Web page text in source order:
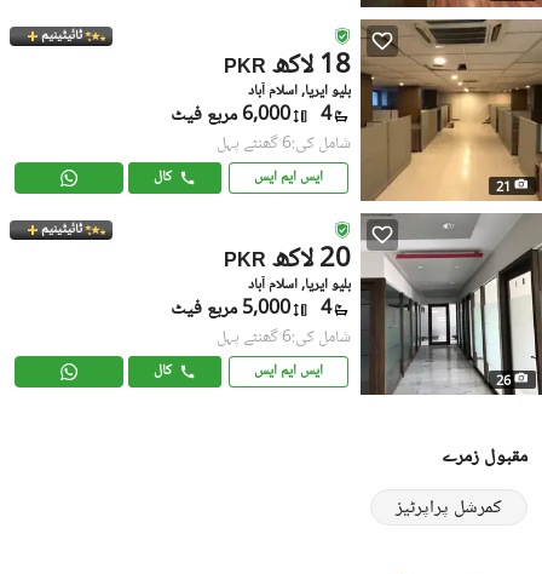
21
ٹائیٹینیم
PKR 18 لاکھ
بلیو ایریا, اسلام آباد
4 6,000 مربع فیٹ
شامل کی:6 گھنٹے پہل
ایس ایم ایس کال
26
ٹائیٹینیم
PKR 20 لاکھ
بلیو ایریا, اسلام آباد
4 5,000 مربع فیٹ
شامل کی:6 گھنٹے پہل
ایس ایم ایس کال
مقبول زمرے
کمرشل پراپرٹیز